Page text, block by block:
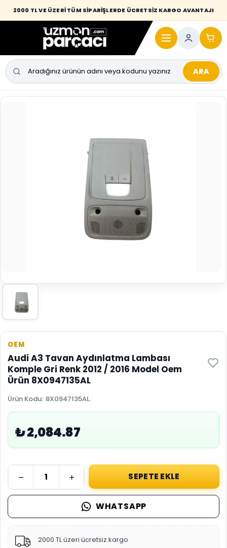
2000 TL VE ÜZERİ TÜM SİPARİŞLERDE ÜCRETSİZ KARGO AVANTAJI
Desi / hacim sınırını aşan kaporta parçalarında taşıma bedeli alıcıya
yansıtılmaktadır.
ARA
OEM
Audi A3 Tavan Aydınlatma Lambası
Komple Gri Renk 2012 / 2016 Model Oem
Ürün 8X0947135AL
Ürün Kodu: 8X0947135AL.
₺ 2,084.87
SEPETE EKLE
WHATSAPP
2000 TL üzeri ücretsiz kargo